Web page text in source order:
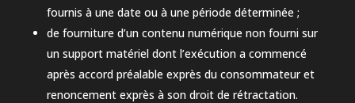
fournis à une date ou à une période déterminée ;
de fourniture d’un contenu numérique non fourni sur
un support matériel dont l’exécution a commencé
après accord préalable exprès du consommateur et
renoncement exprès à son droit de rétractation.